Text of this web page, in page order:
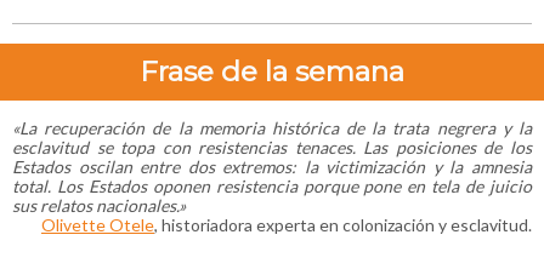
Frase de la semana
«La recuperación de la memoria histórica de la trata negrera y la
esclavitud se topa con resistencias tenaces. Las posiciones de los
Estados oscilan entre dos extremos: la victimización y la amnesia
total. Los Estados oponen resistencia porque pone en tela de juicio
sus relatos nacionales.»
Olivette Otele, historiadora experta en colonización y esclavitud.